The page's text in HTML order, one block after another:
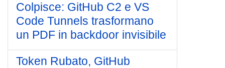
Colpisce: GitHub C2 e VS
Code Tunnels trasformano
un PDF in backdoor invisibile
Token Rubato, GitHub